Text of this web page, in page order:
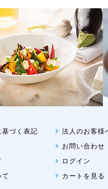
づく表記
て
法人のお客様
お問い合わせ
ログイン
カートを見る